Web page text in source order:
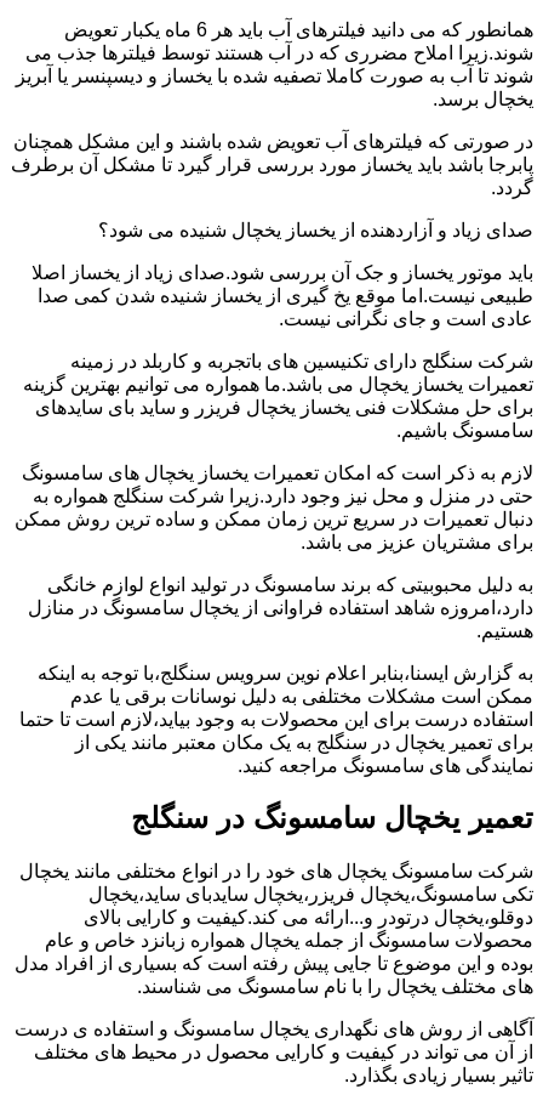
همانطور که می دانید فیلترهای آب باید هر 6 ماه یکبار تعویض
شوند.زیرا املاح مضرری که در آب هستند توسط فیلترها جذب می
شوند تا آب به صورت کاملا تصفیه شده با یخساز و دیسپنسر یا آبریز
یخچال برسد.
در صورتی که فیلترهای آب تعویض شده باشند و این مشکل همچنان
پابرجا باشد باید یخساز مورد بررسی قرار گیرد تا مشکل آن برطرف
گردد.
صدای زیاد و آزاردهنده از یخساز یخچال شنیده می شود؟
باید موتور یخساز و جک آن بررسی شود.صدای زیاد از یخساز اصلا
طبیعی نیست.اما موقع یخ گیری از یخساز شنیده شدن کمی صدا
عادی است و جای نگرانی نیست.
شرکت سنگلج دارای تکنیسین های باتجربه و کاربلد در زمینه
تعمیرات یخساز یخچال می باشد.ما همواره می توانیم بهترین گزینه
برای حل مشکلات فنی یخساز یخچال فریزر و ساید بای سایدهای
سامسونگ باشیم.
لازم به ذکر است که امکان تعمیرات یخساز یخچال های سامسونگ
حتی در منزل و محل نیز وجود دارد.زیرا شرکت سنگلج همواره به
دنبال تعمیرات در سریع ترین زمان ممکن و ساده ترین روش ممکن
برای مشتریان عزیز می باشد.
به دلیل محبوبیتی که برند سامسونگ در تولید انواع لوازم خانگی
دارد،امروزه شاهد استفاده فراوانی از یخچال سامسونگ در منازل
هستیم.
به گزارش ایسنا،بنابر اعلام نوین سرویس سنگلج،با توجه به اینکه
ممکن است مشکلات مختلفی به دلیل نوسانات برقی یا عدم
استفاده درست برای این محصولات به وجود بیاید،لازم است تا حتما
برای تعمیر یخچال در سنگلج به یک مکان معتبر مانند یکی از
نمایندگی های سامسونگ مراجعه کنید.
تعمیر یخچال سامسونگ در سنگلج
شرکت سامسونگ یخچال های خود را در انواع مختلفی مانند یخچال
تکی سامسونگ،یخچال فریزر،یخچال سایدبای ساید،یخچال
دوقلو،یخچال درتودر و...ارائه می کند.کیفیت و کارایی بالای
محصولات سامسونگ از جمله یخچال همواره زبانزد خاص و عام
بوده و این موضوع تا جایی پیش رفته است که بسیاری از افراد مدل
های مختلف یخچال را با نام سامسونگ می شناسند.
آگاهی از روش های نگهداری یخچال سامسونگ و استفاده ی درست
از آن می تواند در کیفیت و کارایی محصول در محیط های مختلف
تاثیر بسیار زیادی بگذارد.